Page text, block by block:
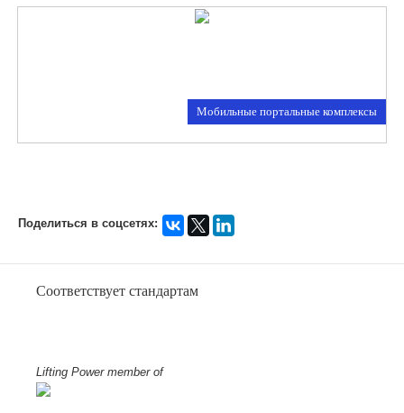
Мобильные портальные комплексы
Поделиться в соцсетях:
Соответствует стандартам
Lifting Power member of